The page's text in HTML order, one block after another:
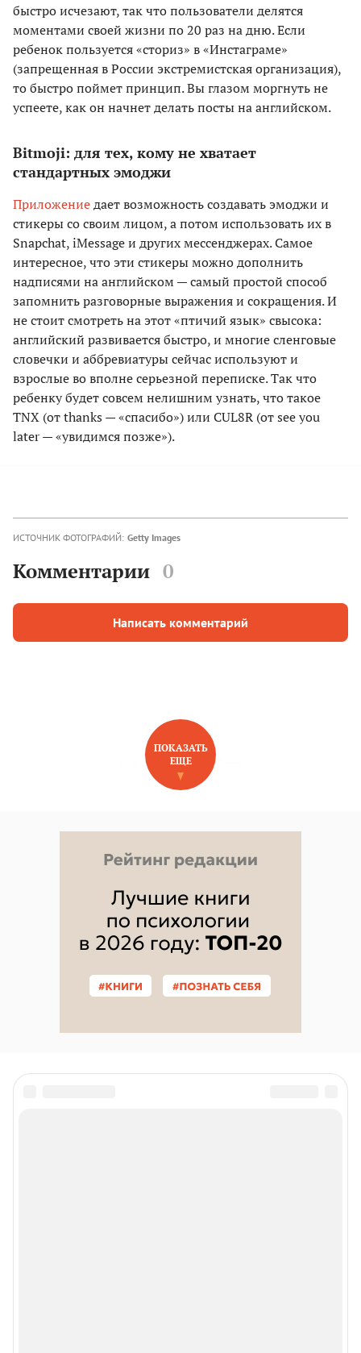
быстро исчезают, так что пользователи делятся
моментами своей жизни по 20 раз на дню. Если
ребенок пользуется «сториз» в «Инстаграме»
(запрещенная в России экстремистская организация),
то быстро поймет принцип. Вы глазом моргнуть не
успеете, как он начнет делать посты на английском.
Bitmoji: для тех, кому не хватает
стандартных эмоджи
Приложениедает возможность создавать эмоджи и
стикеры со своим лицом, а потом использовать их в
Snapchat, iMessage и других мессенджерах. Самое
интересное, что эти стикеры можно дополнить
надписями на английском — самый простой способ
запомнить разговорные выражения и сокращения. И
не стоит смотреть на этот «птичий язык» свысока:
английский развивается быстро, и многие сленговые
словечки и аббревиатуры сейчас используют и
взрослые во вполне серьезной переписке. Так что
ребенку будет совсем нелишним узнать, что такое
TNX (от thanks — «спасибо») или CUL8R (от see you
later — «увидимся позже»).
ИСТОЧНИК ФОТОГРАФИЙ: Getty Images
Комментарии 0
Написать комментарий
НОВОЕ НА САЙТЕ
ПОКАЗАТЬ
ЕЩЕ